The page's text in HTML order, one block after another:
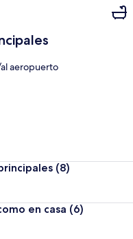
aeropuerto
(8)
en casa (6)